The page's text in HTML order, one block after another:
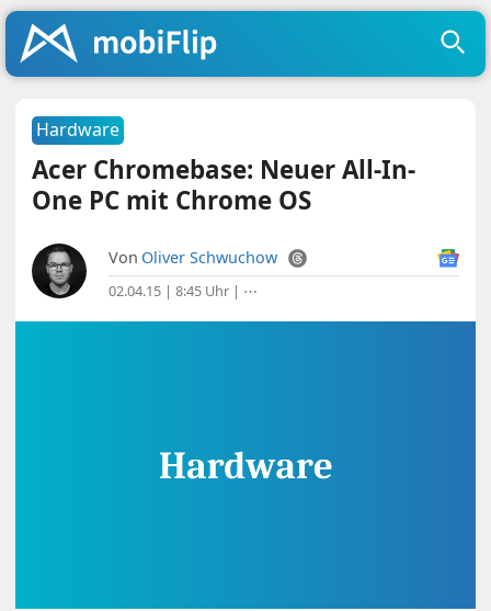
Hardware
Acer Chromebase: Neuer All-In-
One PC mit Chrome OS
Von Oliver Schwuchow
02.04.15 | 8:45 Uhr | ⋯